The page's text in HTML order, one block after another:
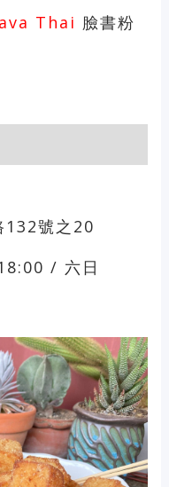
Thai 臉書粉
132號之20
/ 六日